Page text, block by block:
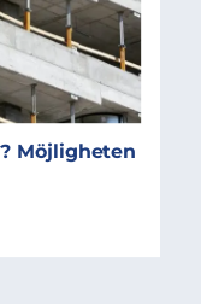
Möjligheten